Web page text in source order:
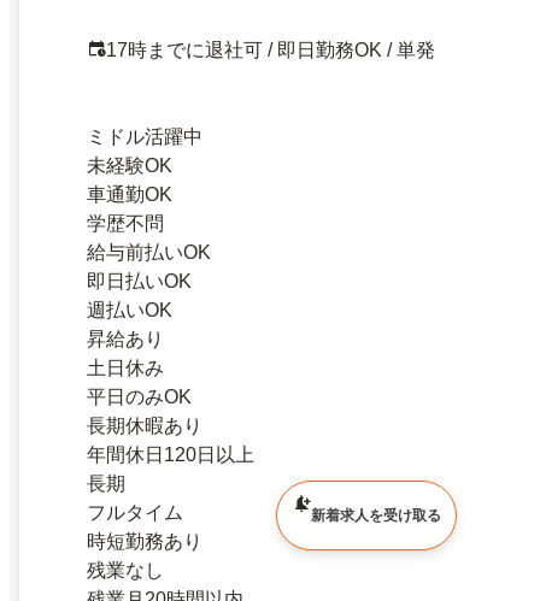
17時までに退社可 / 即日勤務OK / 単発
ミドル活躍中
未経験OK
車通勤OK
学歴不問
給与前払いOK
即日払いOK
週払いOK
昇給あり
土日休み
平日のみOK
長期休暇あり
年間休日120日以上
長期
フルタイム
時短勤務あり
残業なし
新着求人を受け取る